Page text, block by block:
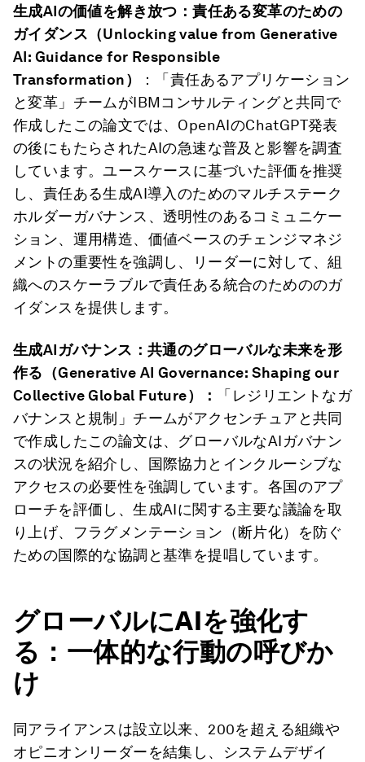
生成AIの価値を解き放つ：責任ある変革のための
ガイダンス（Unlocking value from Generative
AI: Guidance for Responsible
Transformation）
：「責任あるアプリケーション
と変革」チームがIBMコンサルティングと共同で
作成したこの論文では、OpenAIのChatGPT発表
の後にもたらされたAIの急速な普及と影響を調査
しています。ユースケースに基づいた評価を推奨
し、責任ある生成AI導入のためのマルチステーク
ホルダーガバナンス、透明性のあるコミュニケー
ション、運用構造、価値ベースのチェンジマネジ
メントの重要性を強調し、リーダーに対して、組
織へのスケーラブルで責任ある統合のためののガ
イダンスを提供します。
生成AIガバナンス：共通のグローバルな未来を形
作る（Generative AI Governance: Shaping our
Collective Global Future）：
「レジリエントなガ
バナンスと規制」チームがアクセンチュアと共同
で作成したこの論文は、グローバルなAIガバナン
スの状況を紹介し、国際協力とインクルーシブな
アクセスの必要性を強調しています。各国のアプ
ローチを評価し、生成AIに関する主要な議論を取
り上げ、フラグメンテーション（断片化）を防ぐ
ための国際的な協調と基準を提唱しています。
グローバルにAIを強化す
る：一体的な行動の呼びか
け
同アライアンスは設立以来、200を超える組織や
オピニオンリーダーを結集し、システムデザイ